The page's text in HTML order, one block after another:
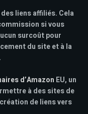
liens affiliés. Cela
si vous
surcoût pour
du site et à la
d’Amazon EU, un
à des sites de
de liens vers